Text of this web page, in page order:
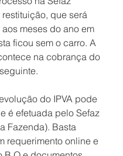
que será
meses do ano em
ficou sem o carro. A
na cobrança do
do IPVA pode
é efetuada pelo Sefaz
Fazenda). Basta
requerimento online e